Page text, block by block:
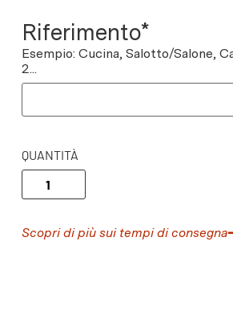
Riferimento*
Esempio: Cucina, Salotto/Salone,
2...
QUANTITÀ
Scopri di più sui tempi di consegna